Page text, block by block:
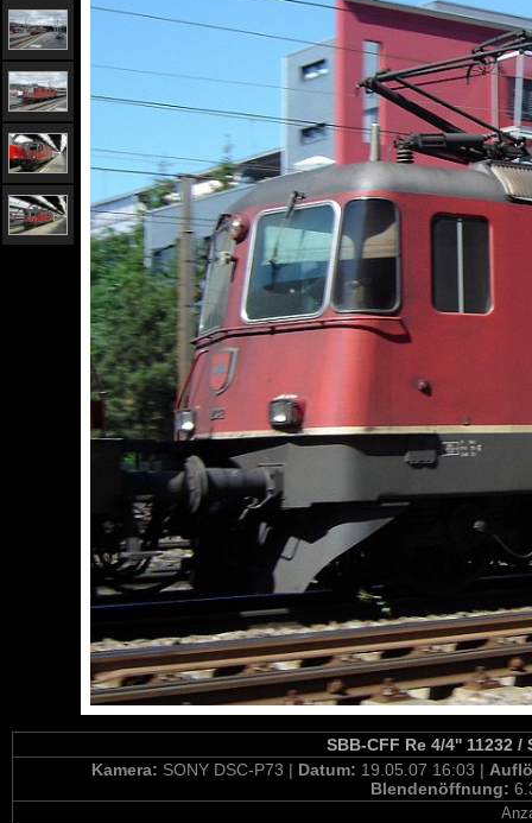
SBB-CFF Re 4/4'' 11232 /
Kamera: SONY DSC-P73 | Datum: 19.05.07 16:03 |
Blendenöffnung: